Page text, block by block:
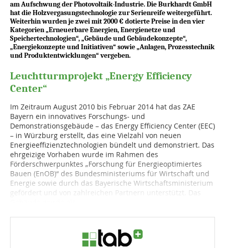
am Aufschwung der Photovoltaik-Industrie. Die Burkhardt GmbH
hat die Holzvergasungstechnologie zur Serienreife weitergeführt.
Weiterhin wurden je zwei mit 2000 € dotierte Preise in den vier
Kategorien „Erneuerbare Energien, Energienetze und
Speichertechnologien“, „Gebäude und Gebäudekonzepte“,
„Energiekonzepte und Initiativen“ sowie „Anlagen, Prozesstechnik
und Produktentwicklungen“ vergeben.
Leuchtturmprojekt „Energy Efficiency
Center“
Im Zeitraum August 2010 bis Februar 2014 hat das ZAE
Bayern ein innovatives Forschungs- und
Demonstrationsgebäude – das Energy Efficiency Center (EEC)
– in Würzburg erstellt, das eine Vielzahl von neuen
Energieeffizienztechnologien bündelt und demonstriert. Das
ehrgeizige Vorhaben wurde im Rahmen des
Förderschwerpunktes „Forschung für Energieoptimiertes
Bauen (EnOB)“ des Bundesministeriums für Wirtschaft und
Energie sowie durch das Bayerische Wirtschaftsministerium
gefördert und von zahlreichen Partnern unterstützt. Das